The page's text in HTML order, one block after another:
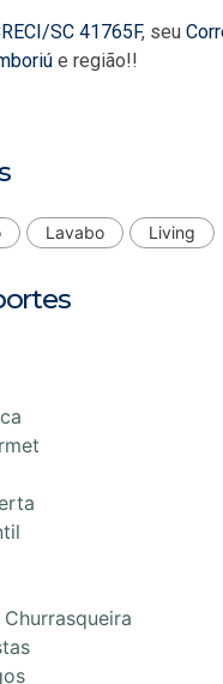
SC 41765F, seu
e região!!
Lavabo Living